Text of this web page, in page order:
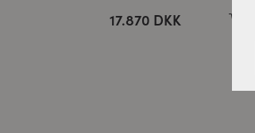
17.870 DKK